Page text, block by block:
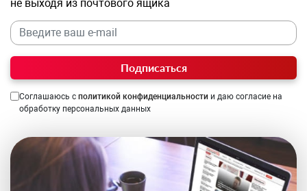
не выходя из почтового ящика
Подписаться
Соглашаюсь с политикой конфиденциальности и даю согласие на
обработку персональных данных